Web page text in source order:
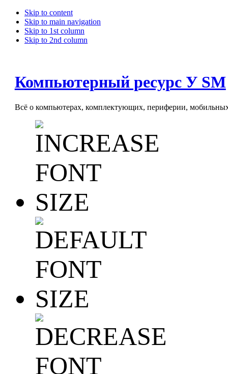
Skip to content
Skip to main navigation
Skip to 1st column
Skip to 2nd column
Компьютерный ресурс У SM
Всё о компьютерах, комплектующих, периферии, мобильных